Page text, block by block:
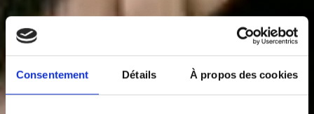
Consentement Détails À propos des cookies